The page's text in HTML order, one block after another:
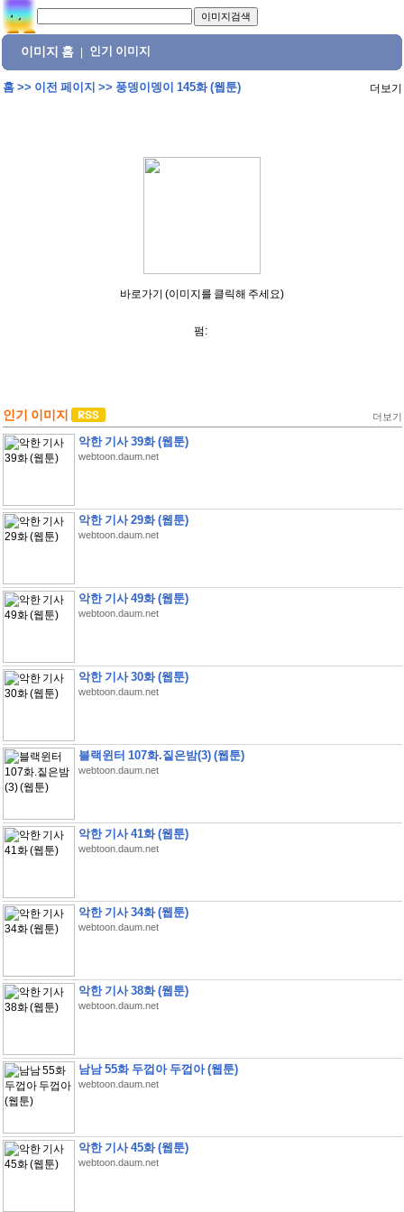
이미지 홈 인기 이미지
홈>> 이전 페이지 >> 풍뎅이뎅이 145화 (웹툰) 더보기
바로가기 (이미지를 클릭해 주세요)
펌:
인기 이미지 더보기
악한 기사 39화 (웹툰)
webtoon.daum.net
악한 기사 29화 (웹툰)
webtoon.daum.net
악한 기사 49화 (웹툰)
webtoon.daum.net
악한 기사 30화 (웹툰)
webtoon.daum.net
블랙윈터 107화.짙은밤(3) (웹툰)
webtoon.daum.net
악한 기사 41화 (웹툰)
webtoon.daum.net
악한 기사 34화 (웹툰)
webtoon.daum.net
악한 기사 38화 (웹툰)
webtoon.daum.net
남남 55화 두껍아 두껍아 (웹툰)
webtoon.daum.net
악한 기사 45화 (웹툰)
webtoon.daum.net